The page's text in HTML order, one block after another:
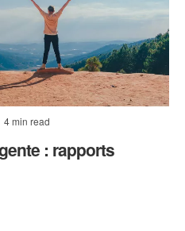
4 min read
: rapports